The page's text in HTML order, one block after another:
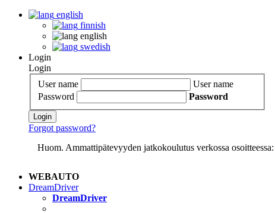
english
finnish
english
swedish
Login
Login
User name
User name
Password
Password
Login
Forgot password?
Huom. Ammattipätevyyden jatkokoulutus verkossa osoitteessa:
WEBAUTO
DreamDriver
DreamDriver